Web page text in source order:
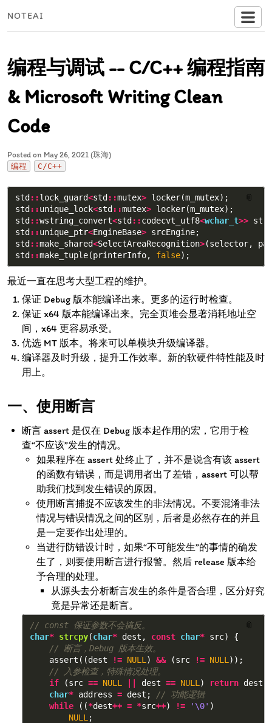
NOTEAI
编程与调试 -- C/C++ 编程指南
& Microsoft Writing Clean
Code
Posted on May 26, 2021 (珠海)
编程 C/C++
📎
std ::lock_guard<std ::mutex> locker(m_mutex);
std ::unique_lock<std ::mutex> locker(m_mutex);
std ::wstring_convert<std ::codecvt_utf8<wchar_t>>
std ::unique_ptr<EngineBase> srcEngine;
std ::make_shared<SelectAreaRecognition>(selector,
std ::make_tuple(printerInfo, false);
最近一直在思考大型工程的维护。
保证 Debug 版本能编译出来。更多的运行时检查。
保证 x64 版本能编译出来。完全页堆会显著消耗地址空
间，x64 更容易承受。
优选 MT 版本。将来可以单模块升级编译器。
编译器及时升级，提升工作效率。新的软硬件特性能及时
用上。
使用断言
断言 assert 是仅在 Debug 版本起作用的宏，它用于检
查“不应该”发生的情况。
如果程序在 assert 处终止了，并不是说含有该 assert
的函数有错误，而是调用者出了差错，assert 可以帮
助我们找到发生错误的原因。
使用断言捕捉不应该发生的非法情况。不要混淆非法
情况与错误情况之间的区别，后者是必然存在的并且
是一定要作出处理的。
当进行防错设计时，如果“不可能发生”的事情的确发
生了，则要使用断言进行报警。然后 release 版本给
予合理的处理。
从源头去分析断言发生的条件是否合理，区分好究
竟是异常还是断言。
📎
// const 保证参数不会搞反。
char* strcpy(char* dest , const char* src)
{
// 断言，Debug 版本生效。
assert ((dest != NULL ) && (src != NULL ));
// 入参检查，特殊情况处理。
if
(src == NULL dest == NULL ) return dest
char* address = dest ;
// 功能逻辑
while
((*dest++ = *src++) != '\0' )
NULL ;